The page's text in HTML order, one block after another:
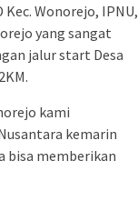
Wonorejo, IPNU,
yang sangat
jalur start Desa
kami
kemarin
bisa memberikan